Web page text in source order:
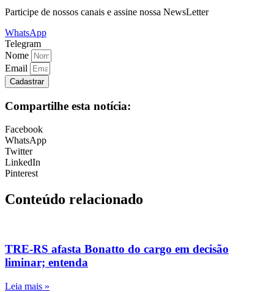
Participe de nossos canais e assine nossa NewsLetter
WhatsApp
Telegram
Nome
Email
Cadastrar
Compartilhe esta notícia:
Facebook
WhatsApp
Twitter
LinkedIn
Pinterest
Conteúdo relacionado
TRE-RS afasta Bonatto do cargo em decisão
liminar; entenda
Leia mais »